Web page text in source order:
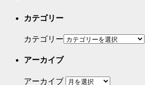
カテゴリー
カテゴリー
アーカイブ
アーカイブ